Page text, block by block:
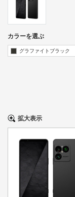
カラーを選ぶ
グラファイトブラック
拡大表示